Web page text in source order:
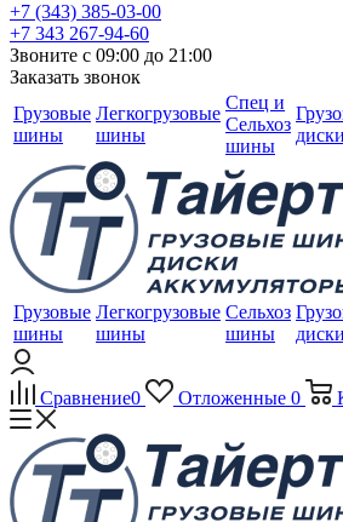
+7 (343) 385-03-00
+7 343 267-94-60
Звоните с 09:00 до 21:00
Заказать звонок
Грузовые
шины
Легкогрузовые
шины
Спец и
Сельхоз
шины
диски
Грузовые
шины
Легкогрузовые
шины
Сельхоз
шины
диски
Сравнение0 Отложенные 0